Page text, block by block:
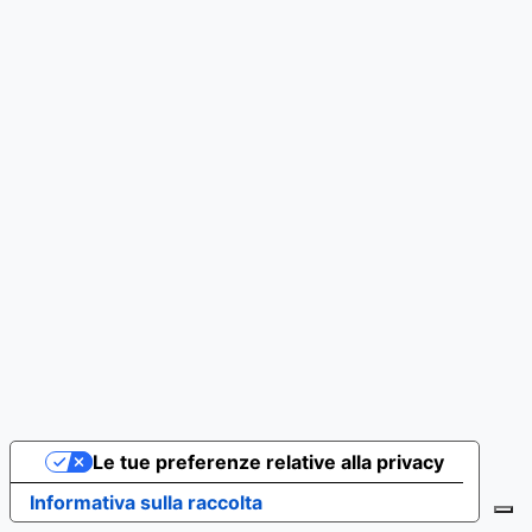
Informativa sulla raccolta
Le tue preferenze relative alla privacy